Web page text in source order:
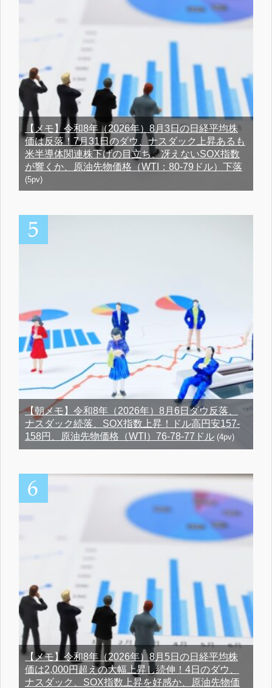
【メモ】令和8年（2026年）8月3日の日経平均株
価は反落！7月31日のダウ、ナスダック上昇あるも
米半導体関連株下げの目立ち、冴えないSOX指数
が響くか、原油先物価格（WTI：80-79ドル）下落
(5pv)
【朝メモ】令和8年（2026年）8月6日ダウ反落、
ナスダック続落、SOX指数上昇！ドル高円安157-
158円、原油先物価格（WTI）76-78-77ドル (4pv)
【メモ】令和8年（2026年）8月5日の日経平均株
価は2,000円超えの大幅上昇し続伸！4日のダウ、
ナスダック、SOX指数上昇を好感か、原油先物価